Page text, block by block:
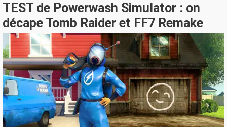
TEST de Powerwash Simulator : on
décape Tomb Raider et FF7 Remake